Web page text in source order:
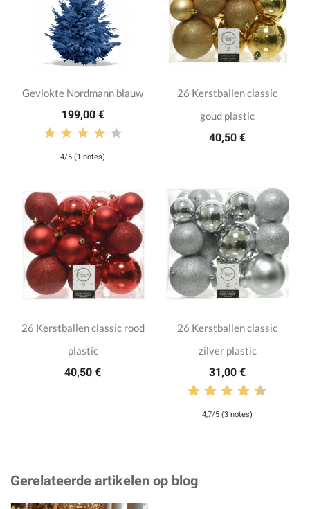
Gevlokte Nordmann blauw
199,00 €
4/5 (1 notes)
26 Kerstballen classic
goud plastic
40,50 €
26 Kerstballen classic rood
plastic
40,50 €
26 Kerstballen classic
zilver plastic
31,00 €
4,7/5 (3 notes)
Gerelateerde artikelen op blog